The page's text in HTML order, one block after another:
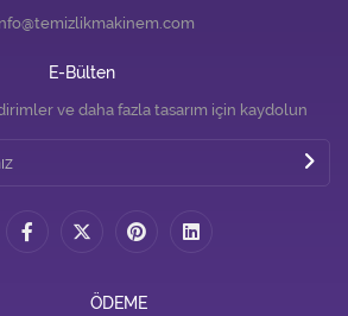
E-Bülten
ve daha fazla tasarım için kaydolun
ÖDEME